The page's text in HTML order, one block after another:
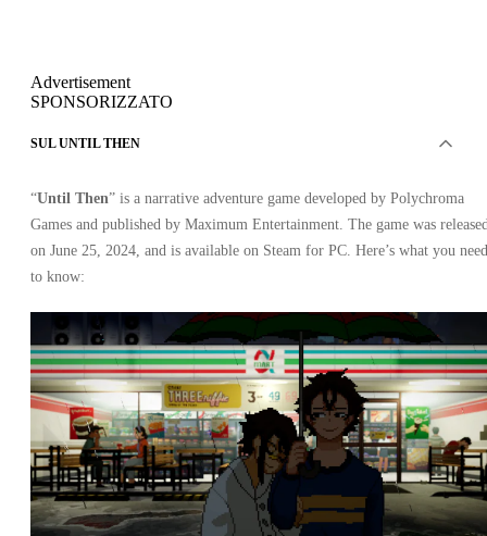
Advertisement
SPONSORIZZATO
SUL UNTIL THEN
“Until Then” is a narrative adventure game developed by Polychroma
Games and published by Maximum Entertainment. The game was
on June 25, 2024, and is available on Steam for PC. Here’s what you need
to know: